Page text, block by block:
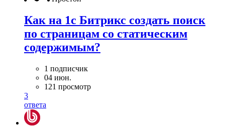
Как на 1с Битрикс создать поиск
по страницам со статическим
содержимым?
1 подписчик
04 июн.
121 просмотр
3
ответа